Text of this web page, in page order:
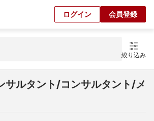
ログイン 会員登録
絞り込み
サルタント/コンサルタント/メ